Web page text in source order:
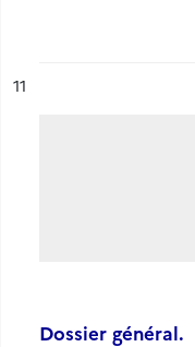
n°
11
Dossier général.